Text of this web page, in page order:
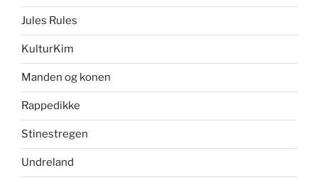
Jules Rules
KulturKim
Manden og konen
Rappedikke
Stinestregen
Undreland